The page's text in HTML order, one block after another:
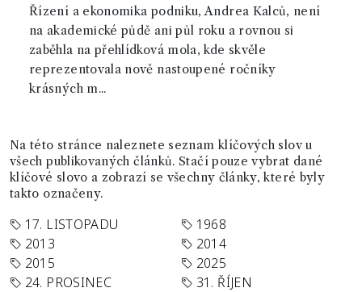
Řízení a ekonomika podniku, Andrea Kalců, není
na akademické půdě ani půl roku a rovnou si
zaběhla na přehlídková mola, kde skvěle
reprezentovala nově nastoupené ročníky
krásných m...
Na této stránce naleznete seznam klíčových slov u
všech publikovaných článků. Stačí pouze vybrat dané
klíčové slovo a zobrazí se všechny články, které byly
takto označeny.
17. LISTOPADU
1968
2013
2014
2015
2025
24. PROSINEC
31. ŘÍJEN